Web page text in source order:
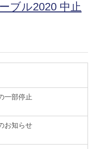
ブル2020 中止
一部停止
お知らせ